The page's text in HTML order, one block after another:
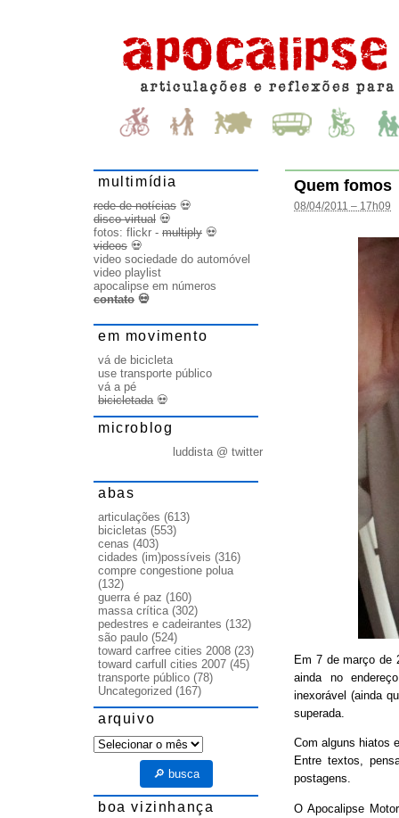
Quem fomos
08/04/2011 – 17h09
Em 7 de março de
ainda no
inexorável (ainda
superada.
Com alguns hiatos
Entre textos,
postagens.
O Apocalipse
multimídia
rede de notícias 💀
disco virtual 💀
fotos: flickr - multiply 💀
videos 💀
video sociedade do automóvel
video playlist
apocalipse em números
contato 💀
em movimento
vá de bicicleta
use transporte público
vá a pé
bicicletada💀
microblog
luddista @ twitter
abas
articulações (613)
bicicletas (553)
cenas (403)
cidades (im)possíveis (316)
compre congestione polua
(132)
guerra é paz (160)
massa crítica(302)
pedestres e cadeirantes (132)
são paulo (524)
toward carfree cities 2008 (23)
toward carfull cities 2007 (45)
transporte público (78)
Uncategorized (167)
arquivo
arquivo
🔎 busca
boa vizinhança